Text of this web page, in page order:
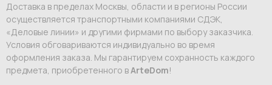
Доставка в пределах Москвы, области и в регионы России
осуществляется транспортными компаниями СДЭК,
«Деловые линии» и другими фирмами по выбору заказчика.
Условия обговариваются индивидуально во время
оформления заказа. Мы гарантируем сохранность каждого
предмета, приобретенного вArteDom!